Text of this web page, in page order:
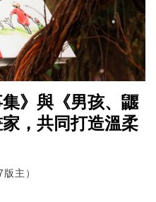
》與《男孩、鼴
，共同打造溫柔
主）